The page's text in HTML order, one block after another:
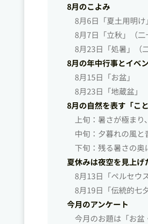
8月のこよみ
8月6日「夏土用明け
8月7日「立秋」（二
8月23日「処暑」（
8月の年中行事とイベ
8月15日「お盆」
8月23日「地蔵盆」
8月の自然を表す「こと
上旬：暑さが極まり
中旬：夕暮れの風
下旬：残る暑さの
夏休みは夜空を見上げ
8月13日「ペルセウ
8月19日「伝統的七夕
今月のアンケート
今月のお題は「お盆